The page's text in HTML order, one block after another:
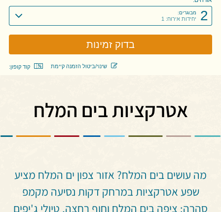
2 מבוגרים:
יחידות אירוח: 1
קוד קופון: שינוי/ביטול הזמנה קיימת
אטרקציות בים המלח
מה עושים בים המלח? אזור צפון ים המלח מציע
שפע אטרקציות במרחק דקות נסיעה מקמפ
סהרה: ציפה בים המלח וחוף רחצה, טיולי ג'יפים